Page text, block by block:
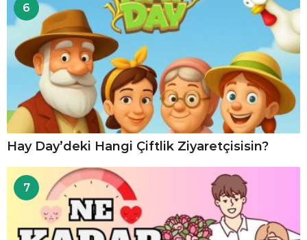
6
Hay Day’deki Hangi Çiftlik Ziyaretçisisin?
7